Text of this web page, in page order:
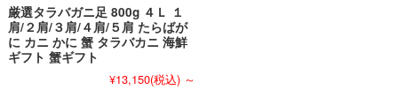
厳選タラバガニ足 800g ４Ｌ １
肩/２肩/３肩/４肩/５肩 たらばが
に カニ かに 蟹 タラバカニ 海鮮
ギフト 蟹ギフト
¥13,150(税込) ～